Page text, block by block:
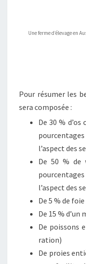
Une ferme d’élevage en
Pour résumer les
sera composée :
De 30 %
l’aspect des
De 50 % de
l’aspect des
De 5 % de foie
De 15 % d’un
De poissons
ration)
De proies